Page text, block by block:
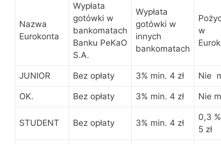
Nazwa
Eurokonta
Wypłata
gotówki w
bankomatach
Banku PeKaO
S.A.
Wypłata
gotówki w
innych
bankomatach
w
JUNIOR Bez opłaty 3% min. 4 zł Nie
OK. Bez opłaty 3% min. 4 zł Nie
STUDENT Bez opłaty 3% min. 4 zł
0,3
5 zł